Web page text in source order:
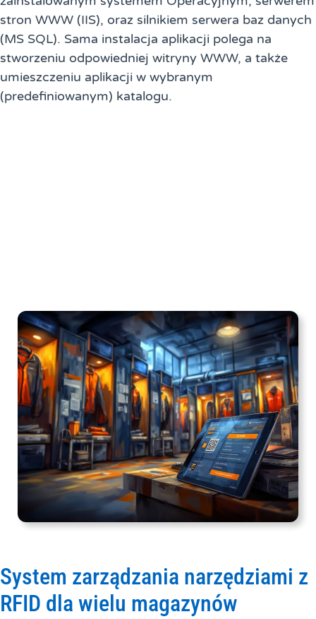
stron WWW (IIS), oraz silnikiem serwera baz danych
(MS SQL). Sama instalacja aplikacji polega na
stworzeniu odpowiedniej witryny WWW, a także
umieszczeniu aplikacji w wybranym
(predefiniowanym) katalogu.
System zarządzania narzędziami z
RFID dla wielu magazynów